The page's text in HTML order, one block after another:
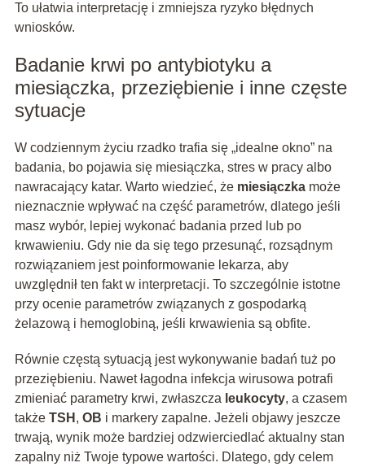
To ułatwia interpretację i zmniejsza ryzyko błędnych
wniosków.
Badanie krwi po antybiotyku a
miesiączka, przeziębienie i inne częste
sytuacje
W codziennym życiu rzadko trafia się „idealne okno” na
badania, bo pojawia się miesiączka, stres w pracy albo
nawracający katar. Warto wiedzieć, że miesiączkamoże
nieznacznie wpływać na część parametrów, dlatego jeśli
masz wybór, lepiej wykonać badania przed lub po
krwawieniu. Gdy nie da się tego przesunąć, rozsądnym
rozwiązaniem jest poinformowanie lekarza, aby
uwzględnił ten fakt w interpretacji. To szczególnie istotne
przy ocenie parametrów związanych z gospodarką
żelazową i hemoglobiną, jeśli krwawienia są obfite.
Równie częstą sytuacją jest wykonywanie badań tuż po
przeziębieniu. Nawet łagodna infekcja wirusowa potrafi
zmieniać parametry krwi, zwłaszcza leukocyty, a czasem
także TSH , OB i markery zapalne. Jeżeli objawy jeszcze
trwają, wynik może bardziej odzwierciedlać aktualny stan
zapalny niż Twoje typowe wartości. Dlatego, gdy celem